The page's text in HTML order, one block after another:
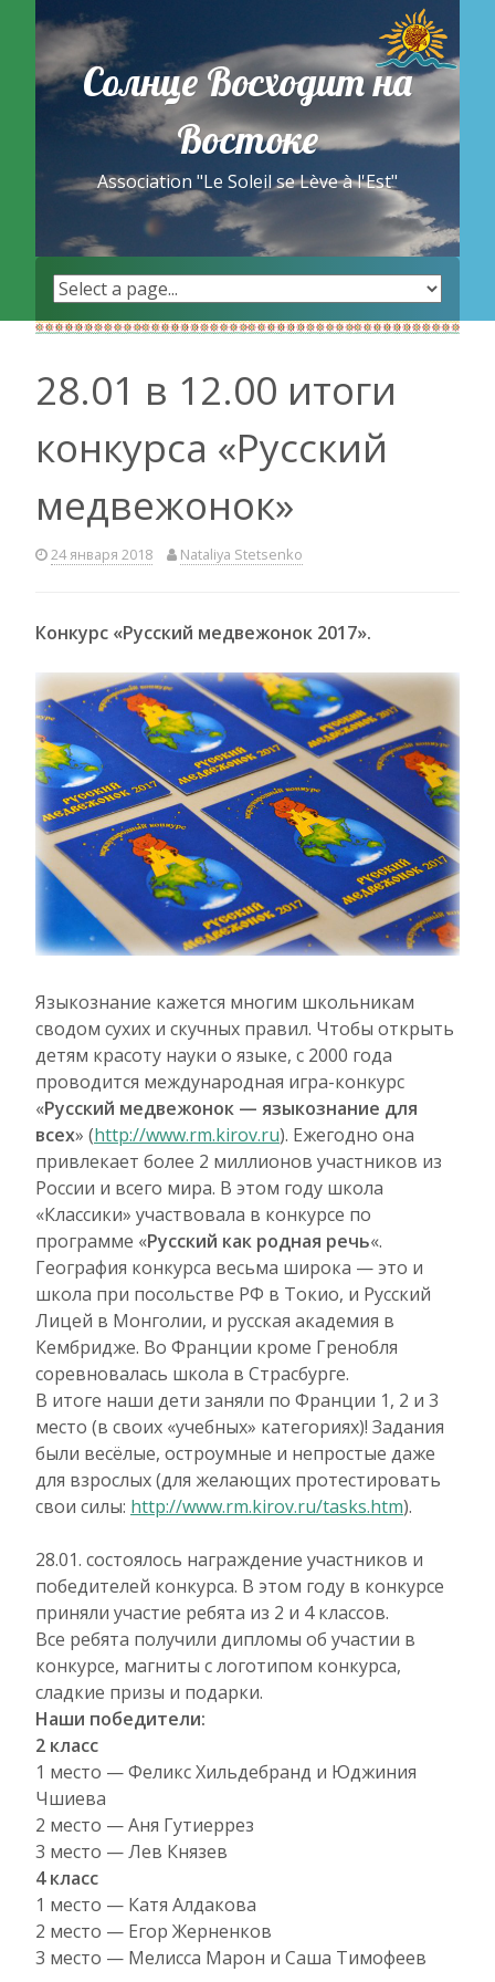
content
Солнце Восходит на
Востоке
Association "Le Soleil se Lève à l'Est"
28.01 в 12.00 итоги
конкурса «Русский
медвежонок»
24 января 2018 Nataliya Stetsenko
Конкурс «Русский медвежонок 2017».
Языкознание кажется многим школьникам
сводом сухих и скучных правил. Чтобы открыть
детям красоту науки о языке, с 2000 года
проводится международная игра-конкурс
«Русский медвежонок — языкознание для
всех» (http://www.rm.kirov.ru). Ежегодно она
привлекает более 2 миллионов участников из
России и всего мира. В этом году школа
«Классики» участвовала в конкурсе по
программе «Русский как родная речь«.
География конкурса весьма широка — это и
школа при посольстве РФ в Токио, и Русский
Лицей в Монголии, и русская академия в
Кембридже. Во Франции кроме Гренобля
соревновалась школа в Страсбурге.
В итоге наши дети заняли по Франции 1, 2 и 3
место (в своих «учебных» категориях)! Задания
были весёлые, остроумные и непростые даже
для взрослых (для желающих протестировать
свои силы: http://www.rm.kirov.ru/tasks.htm).
28.01. состоялось награждение участников и
победителей конкурса. В этом году в конкурсе
приняли участие ребята из 2 и 4 классов.
Все ребята получили дипломы об участии в
конкурсе, магниты с логотипом конкурса,
сладкие призы и подарки.
Наши победители:
2 класс
1 место — Феликс Хильдебранд и Юджиния
Чшиева
2 место — Аня Гутиеррез
3 место — Лев Князев
4 класс
1 место — Катя Алдакова
2 место — Егор Жерненков
3 место — Мелисса Марон и Саша Тимофеев